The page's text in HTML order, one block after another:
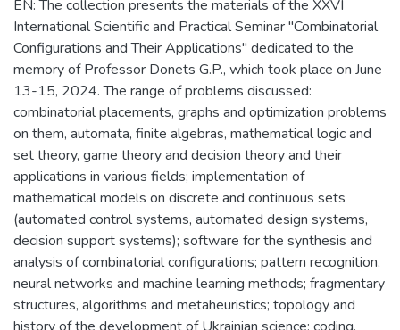
EN: The collection presents the materials of the XXVI
International Scientific and Practical Seminar "Combinatorial
Configurations and Their Applications" dedicated to the
memory of Professor Donets G.P., which took place on June
13-15, 2024. The range of problems discussed:
combinatorial placements, graphs and optimization problems
on them, automata, finite algebras, mathematical logic and
set theory, game theory and decision theory and their
applications in various fields; implementation of
mathematical models on discrete and continuous sets
(automated control systems, automated design systems,
decision support systems); software for the synthesis and
analysis of combinatorial configurations; pattern recognition,
neural networks and machine learning methods; fragmentary
structures, algorithms and metaheuristics; topology and